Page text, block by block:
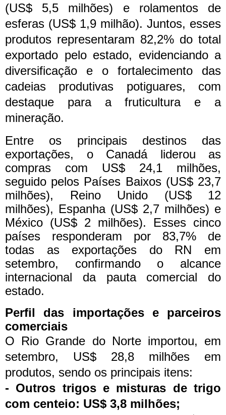
(US$ 5,5 milhões) e rolamentos de
esferas (US$ 1,9 milhão). Juntos, esses
produtos representaram 82,2% do total
exportado pelo estado, evidenciando a
diversificação e o fortalecimento das
cadeias produtivas potiguares, com
destaque para a fruticultura e a
mineração.
Entre os principais destinos das
exportações, o Canadá liderou as
compras com US$ 24,1 milhões,
seguido pelos Países Baixos (US$ 23,7
milhões), Reino Unido (US$ 12
milhões), Espanha (US$ 2,7 milhões) e
México (US$ 2 milhões). Esses cinco
países responderam por 83,7% de
todas as exportações do RN em
setembro, confirmando o alcance
internacional da pauta comercial do
estado.
Perfil das importações e parceiros
comerciais
O Rio Grande do Norte importou, em
setembro, US$ 28,8 milhões em
produtos, sendo os principais itens:
- Outros trigos e misturas de trigo
com centeio: US$ 3,8 milhões;